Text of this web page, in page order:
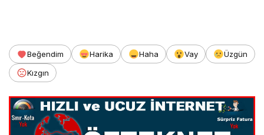
Beğendim Harika Haha Vay
Üzgün
Kızgın